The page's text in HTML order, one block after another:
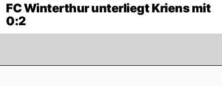
FC Winterthur unterliegt Kriens mit
0:2